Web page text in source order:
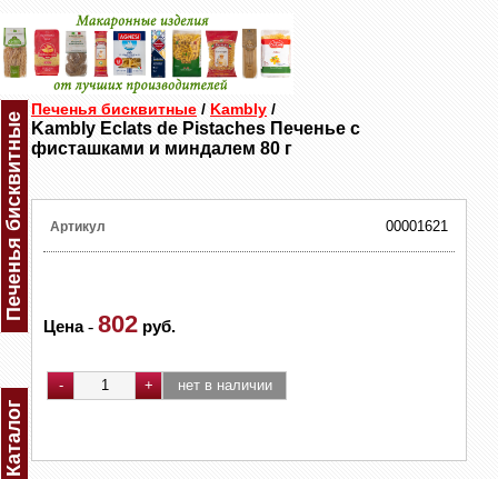
Печенья бисквитные
Каталог
Печенья бисквитные / Kambly /
Kambly Eclats de Pistaches Печенье с
фисташками и миндалем 80 г
Артикул 00001621
Цена- 802 руб.